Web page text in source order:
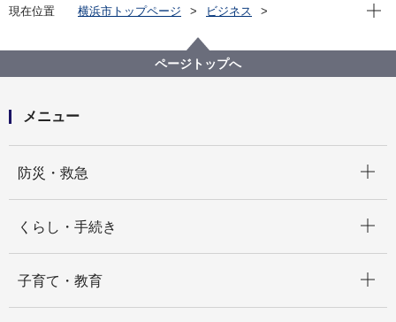
現在位置 横浜市トップページ
ビジネス
平成２３年１１月 市場月報
現在
ページトップへ
メニュー
防災・救急
くらし・手続き
子育て・教育